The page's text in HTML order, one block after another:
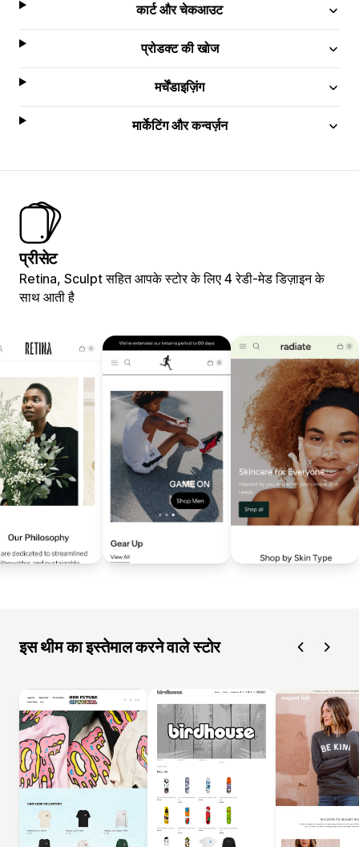
कार्ट और चेकआउट
प्रोडक्ट की खोज
मर्चेंडाइज़िंग
मार्केटिंग और कन्वर्ज़न
प्रीसेट
Retina, Sculpt सहित आपके स्टोर के लिए 4 रेडी-मेड डिज़ाइन के
साथ आती है
इस थीम का इस्तेमाल करने वाले स्टोर